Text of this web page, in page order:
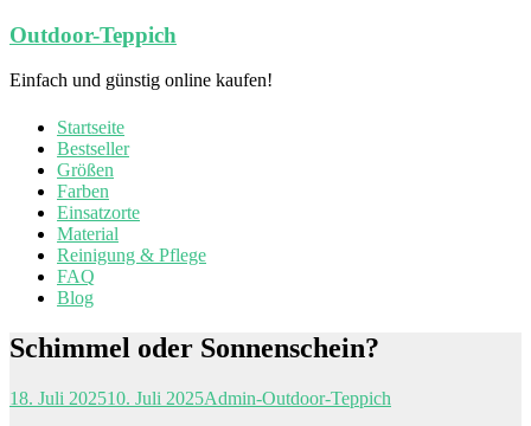
Zum
springen
Outdoor-Teppich
Einfach und günstig online kaufen!
Startseite
Bestseller
Größen
Farben
Einsatzorte
Material
Reinigung & Pflege
FAQ
Blog
Schimmel oder Sonnenschein?
18. Juli 202510. Juli 2025Admin-Outdoor-Teppich